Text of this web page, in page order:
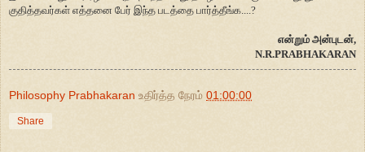
குதித்தவர்கள் எத்தனை பேர் இந்த படத்தை பார்த்தீங்க....?
என்றும் அன்புடன்,
N.R.PRABHAKARAN
Philosophy Prabhakaran உதிர்த்த நேரம் 01:00:00
Share